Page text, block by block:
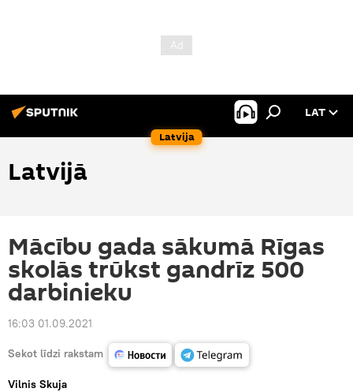
Latvija
LAT
Latvijā
Mācību gada sākumā Rīgas
skolās trūkst gandrīz 500
darbinieku
16:03 01.09.2021
Sekot līdzi rakstam
Vilnis Skuja